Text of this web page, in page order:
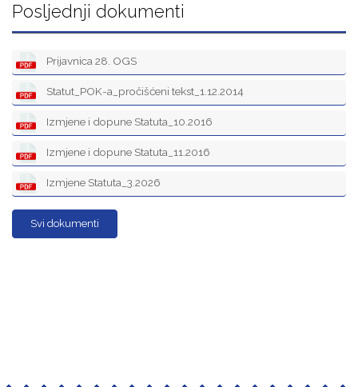
Posljednji dokumenti
Prijavnica 28. OGS
Statut_POK-a_pročišćeni tekst_1.12.2014
Izmjene i dopune Statuta_10.2016
Izmjene i dopune Statuta_11.2016
Izmjene Statuta_3.2026
Svi dokumenti